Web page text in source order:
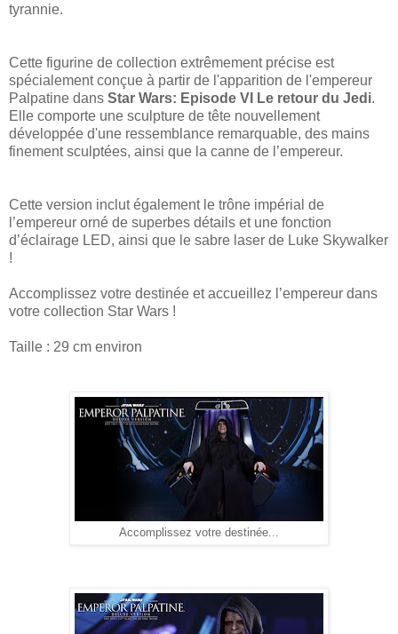
tyrannie.
Cette figurine de collection extrêmement précise est
spécialement conçue à partir de l'apparition de l'empereur
Palpatine dans Star Wars: Episode VI Le retour du Jedi.
Elle comporte une sculpture de tête nouvellement
développée d'une ressemblance remarquable, des mains
finement sculptées, ainsi que la canne de l’empereur.
Cette version inclut également le trône impérial de
l’empereur orné de superbes détails et une fonction
d’éclairage LED, ainsi que le sabre laser de Luke Skywalker
!
Accomplissez votre destinée et accueillez l’empereur dans
votre collection Star Wars !
Taille : 29 cm environ
Accomplissez votre destinée...